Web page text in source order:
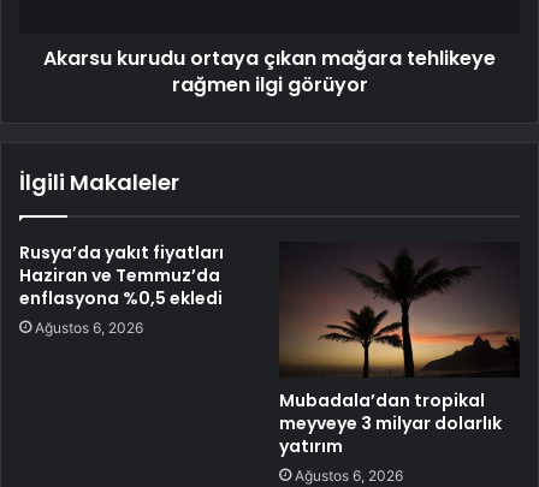
Akarsu kurudu ortaya çıkan mağara tehlikeye
rağmen ilgi görüyor
İlgili Makaleler
Rusya’da yakıt fiyatları
Haziran ve Temmuz’da
enflasyona %0,5 ekledi
Ağustos 6, 2026
Mubadala’dan tropikal
meyveye 3 milyar dolarlık
yatırım
Ağustos 6, 2026